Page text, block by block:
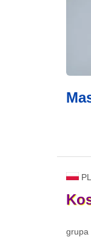
PL
grupa